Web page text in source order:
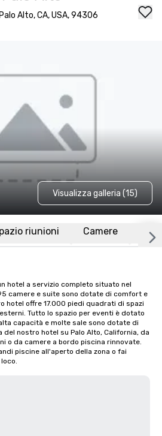
Alto, CA, USA, 94306
Visualizza galleria (15)
riunioni Camere
hotel a servizio completo situato nel
camere e suite sono dotate di comfort e
hotel offre 17.000 piedi quadrati di spazi
Tutto lo spazio per eventi è dotato
capacità e molte sale sono dotate di
nostro hotel su Palo Alto, California, da
o da camere a bordo piscina rinnovate.
piscine all'aperto della zona o fai